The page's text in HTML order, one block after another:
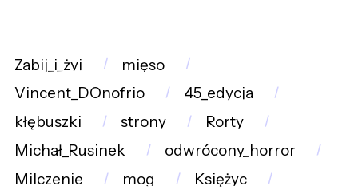
Zabij_i_żyj
mięso
Vincent_DOnofrio
45_edycja
kłębuszki
strony
Rorty
Michał_Rusinek
odwrócony_horror
Milczenie
mog
Księżyc